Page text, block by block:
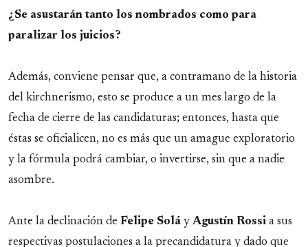
¿Se asustarán tanto los nombrados como para
paralizar los juicios?
Además, conviene pensar que, a contramano de la historia
del kirchnerismo, esto se produce a un mes largo de la
fecha de cierre de las candidaturas; entonces, hasta que
éstas se oficialicen, no es más que un amague exploratorio
y la fórmula podrá cambiar, o invertirse, sin que a nadie
asombre.
Ante la declinación de Felipe Solá y Agustín Rossi a sus
respectivas postulaciones a la precandidatura y dado que